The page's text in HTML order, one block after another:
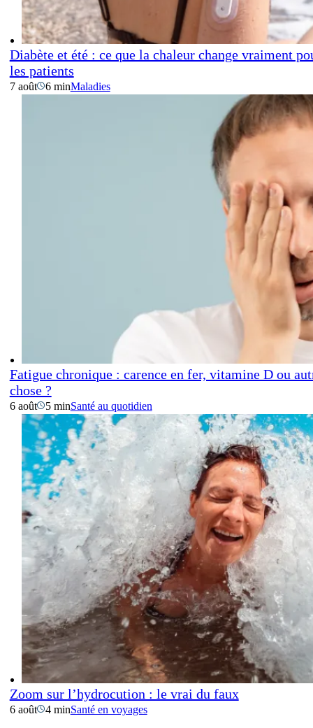
Diabète et été : ce que la chaleur change vraiment
les patients
7 août 6 minMaladies
Fatigue chronique : carence en fer, vitamine D ou
chose ?
6 août 5 minSanté au quotidien
Zoom sur l’hydrocution : le vrai du faux
6 août 4 minSanté en voyages